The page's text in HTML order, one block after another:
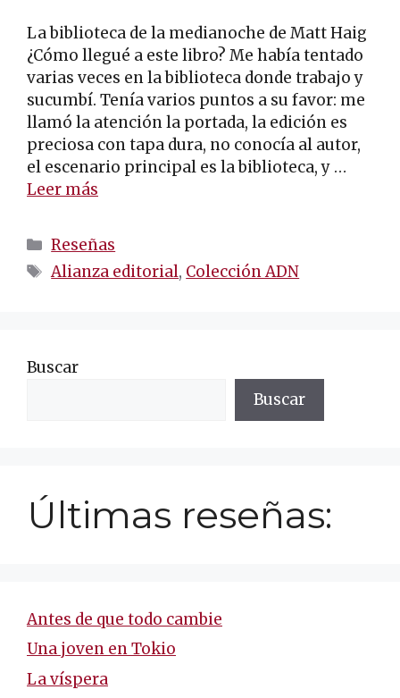
La biblioteca de la medianoche de Matt Haig
¿Cómo llegué a este libro? Me había tentado
varias veces en la biblioteca donde trabajo y
sucumbí. Tenía varios puntos a su favor: me
llamó la atención la portada, la edición es
preciosa con tapa dura, no conocía al autor,
el escenario principal es la biblioteca, y …
Leer más
Categorías
Reseñas
Etiquetas
Alianza editorial, Colección ADN
Buscar
Buscar
Últimas reseñas:
Antes de que todo cambie
Una joven en Tokio
La víspera